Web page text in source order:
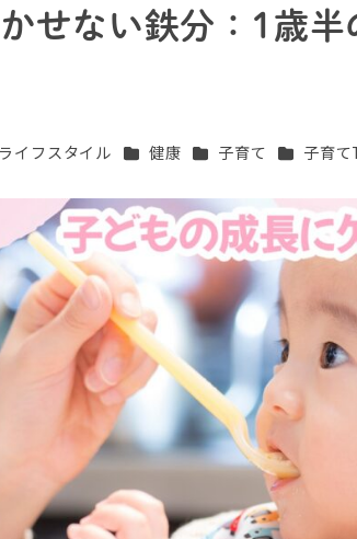
せない鉄分：1歳
ゴリー
ライフスタイル カテゴリー
健康 カテゴリー
子育て カテゴリ
子育